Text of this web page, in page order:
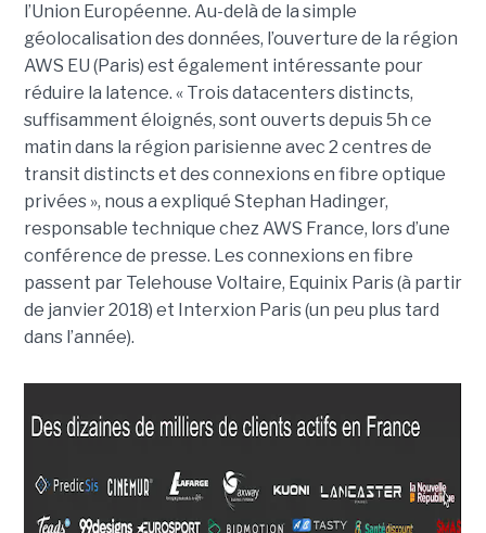
l’Union Européenne. Au-delà de la simple
géolocalisation des données, l’ouverture de la région
AWS EU (Paris) est également intéressante pour
réduire la latence. « Trois datacenters distincts,
suffisamment éloignés, sont ouverts depuis 5h ce
matin dans la région parisienne avec 2 centres de
transit distincts et des connexions en fibre optique
privées », nous a expliqué Stephan Hadinger,
responsable technique chez AWS France, lors d’une
conférence de presse. Les connexions en fibre
passent par Telehouse Voltaire, Equinix Paris (à partir
de janvier 2018) et Interxion Paris (un peu plus tard
dans l’année).